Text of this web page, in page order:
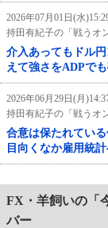
2026年07月01日(水
持田有紀子の「戦うオ
介入あってもドル
えて強さをADPで
2026年06月29日(月
持田有紀子の「戦うオ
合意は保たれてい
目向くなか雇用統
FX・羊飼いの「
バー